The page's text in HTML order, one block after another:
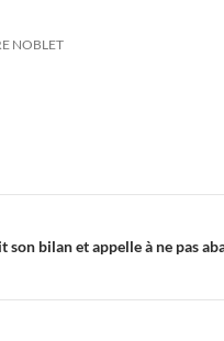
NOBLET
bilan et appelle à ne pas